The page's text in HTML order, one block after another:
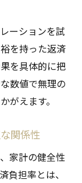
ーションを試
を持った返済
を具体的に把
数値で無理の
がえます。
関係性
家計の健全性
負担率とは、